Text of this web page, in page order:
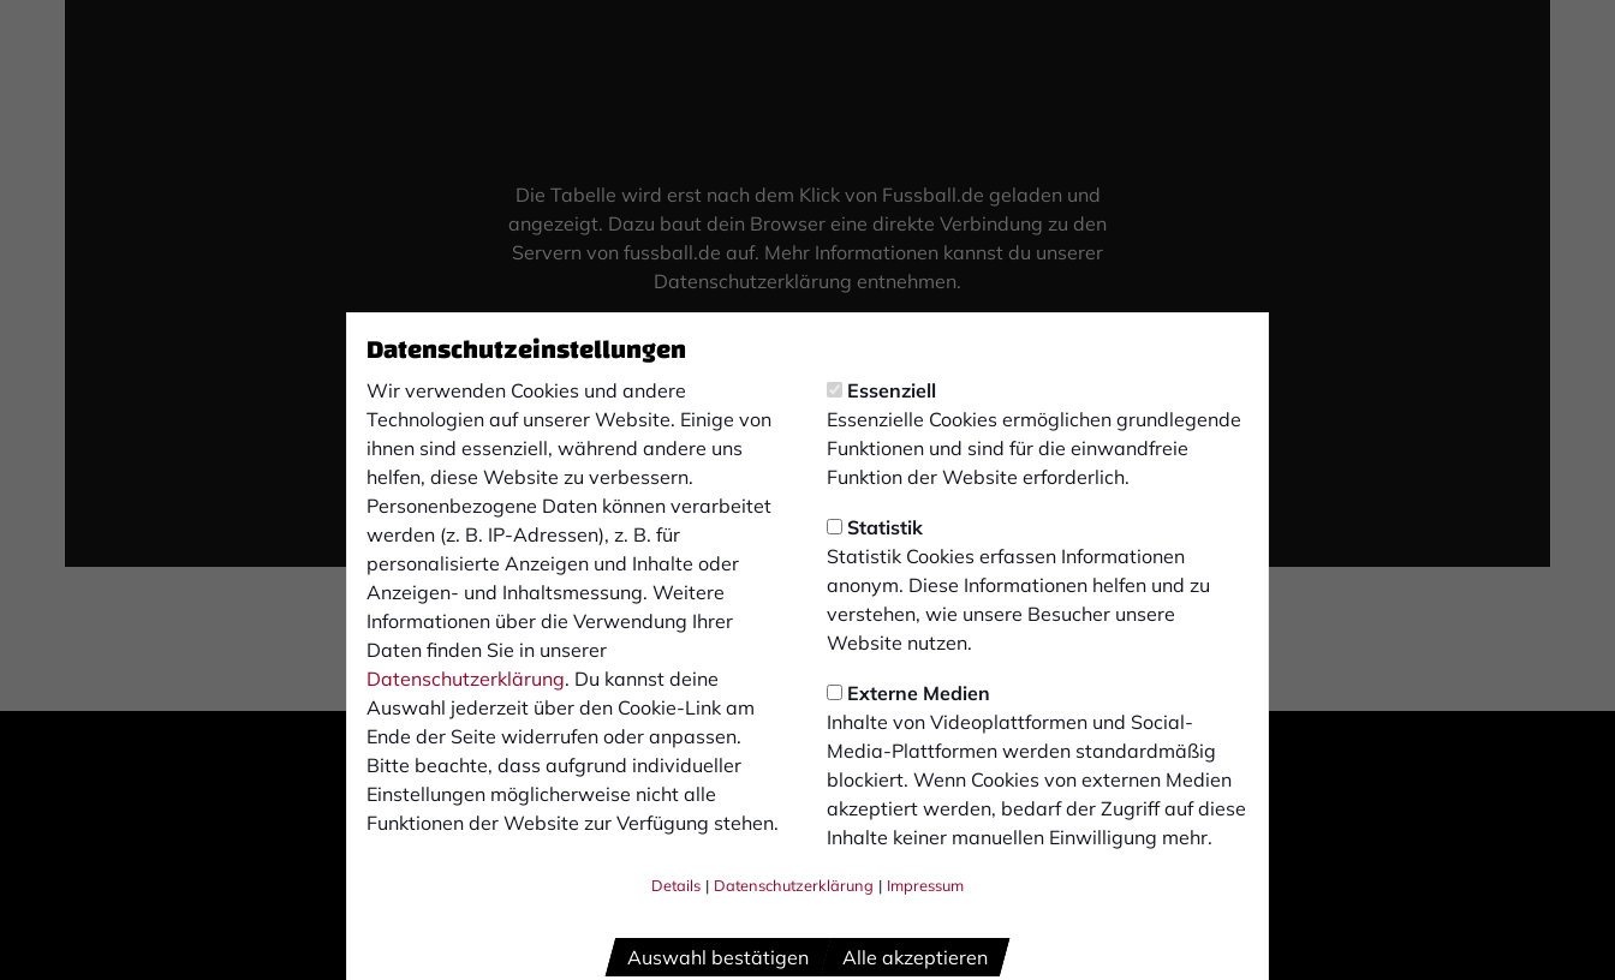
Datenschutzeinstellungen
Wir verwenden Cookies und andere
Technologien auf unserer Website. Einige von
ihnen sind essenziell, während andere uns
helfen, diese Website zu verbessern.
Personenbezogene Daten können verarbeitet
werden (z. B. IP-Adressen), z. B. für
personalisierte Anzeigen und Inhalte oder
Anzeigen- und Inhaltsmessung. Weitere
Informationen über die Verwendung Ihrer
Daten finden Sie in unserer
Datenschutzerklärung. Du kannst deine
Auswahl jederzeit über den Cookie-Link am
Ende der Seite widerrufen oder anpassen.
Bitte beachte, dass aufgrund individueller
Einstellungen möglicherweise nicht alle
Funktionen der Website zur Verfügung stehen.
Essenziell
Essenzielle Cookies ermöglichen grundlegende
Funktionen und sind für die einwandfreie
Funktion der Website erforderlich.
Statistik
Statistik Cookies erfassen Informationen
anonym. Diese Informationen helfen und zu
verstehen, wie unsere Besucher unsere
Website nutzen.
Externe Medien
Inhalte von Videoplattformen und Social-
Media-Plattformen werden standardmäßig
blockiert. Wenn Cookies von externen Medien
akzeptiert werden, bedarf der Zugriff auf diese
Inhalte keiner manuellen Einwilligung mehr.
Details | Datenschutzerklärung | Impressum
Auswahl bestätigen Alle akzeptieren
Die Tabelle wird erst nach dem Klick von Fussball.de geladen und
angezeigt. Dazu baut dein Browser eine direkte Verbindung zu den
Servern von fussball.de auf. Mehr Informationen kannst du unserer
Datenschutzerklärung entnehmen.